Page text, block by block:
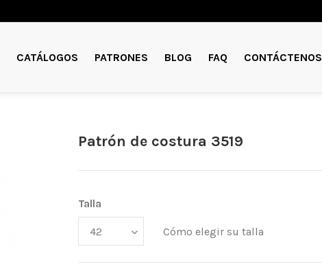
CATÁLOGOS PATRONES BLOG FAQ
CONTÁCTENOS
Patrón de costura 3519
Talla
Cómo elegir su talla